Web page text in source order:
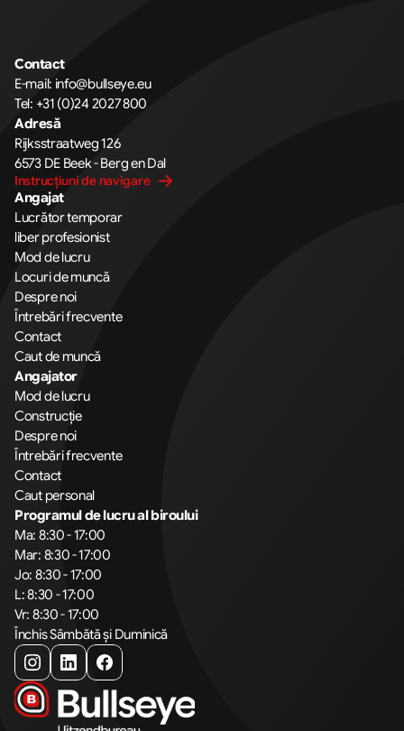
Contact
E-mail: info@bullseye.eu
Tel: +31 (0)24 2027 800
Adresă
Rijksstraatweg 126
6573 DE Beek - Berg en Dal
Instrucțiuni de navigare
Angajat
Lucrător temporar
liber profesionist
Mod de lucru
Locuri de muncă
Despre noi
Întrebări frecvente
Contact
Caut de muncă
Angajator
Mod de lucru
Construcție
Despre noi
Întrebări frecvente
Contact
Caut personal
Programul de lucru al biroului
Ma: 8:30 - 17:00
Mar: 8:30 - 17:00
Jo: 8:30 - 17:00
L: 8:30 - 17:00
Vr: 8:30 - 17:00
Închis Sâmbătă și Duminică